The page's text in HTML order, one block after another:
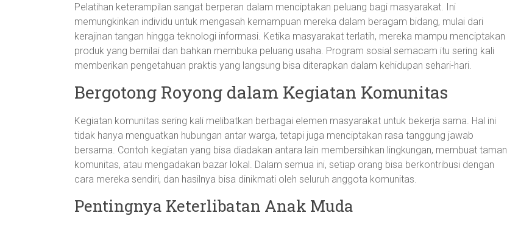
Pelatihan keterampilan sangat berperan dalam menciptakan peluang bagi masyarakat. Ini
memungkinkan individu untuk mengasah kemampuan mereka dalam beragam bidang, mulai dari
kerajinan tangan hingga teknologi informasi. Ketika masyarakat terlatih, mereka mampu menciptakan
produk yang bernilai dan bahkan membuka peluang usaha. Program sosial semacam itu sering kali
memberikan pengetahuan praktis yang langsung bisa diterapkan dalam kehidupan sehari-hari.
Bergotong Royong dalam Kegiatan Komunitas
Kegiatan komunitas sering kali melibatkan berbagai elemen masyarakat untuk bekerja sama. Hal ini
tidak hanya menguatkan hubungan antar warga, tetapi juga menciptakan rasa tanggung jawab
bersama. Contoh kegiatan yang bisa diadakan antara lain membersihkan lingkungan, membuat taman
komunitas, atau mengadakan bazar lokal. Dalam semua ini, setiap orang bisa berkontribusi dengan
cara mereka sendiri, dan hasilnya bisa dinikmati oleh seluruh anggota komunitas.
Pentingnya Keterlibatan Anak Muda